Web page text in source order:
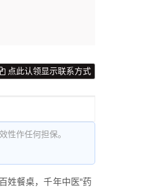
点此认领显示联系方式
性作任何担保。
姓餐桌，千年中医“药